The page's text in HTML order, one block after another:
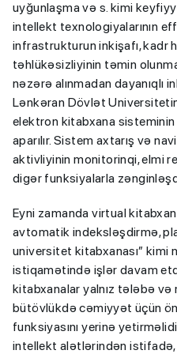
uyğunlaşma və s. kimi
intellekt texnologiyalarının
infrastrukturun inkişafı, kadr
təhlükəsizliyinin təmin
nəzərə alınmadan dayanıqlı
Lənkəran Dövlət
elektron kitabxana
aparılır. Sistem axtarış və
aktivliyinin monitorinqi, elmi
digər funksiyalarla
Eyni zamanda virtual
avtomatik indeksləşdirmə,
universitet kitabxanası” kimi
istiqamətində işlər davam
kitabxanalar yalnız tələbə və
bütövlükdə cəmiyyət üçün
funksiyasını yerinə
intellekt alətlərindən istifadə,